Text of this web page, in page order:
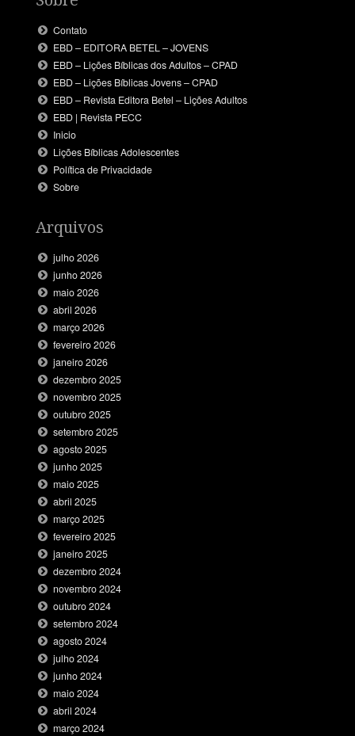
Contato
EBD – EDITORA BETEL – JOVENS
EBD – Lições Bíblicas dos Adultos – CPAD
EBD – Lições Bíblicas Jovens – CPAD
EBD – Revista Editora Betel – Lições Adultos
EBD | Revista PECC
Inicio
Lições Bíblicas Adolescentes
Política de Privacidade
Sobre
Arquivos
julho 2026
junho 2026
maio 2026
abril 2026
março 2026
fevereiro 2026
janeiro 2026
dezembro 2025
novembro 2025
outubro 2025
setembro 2025
agosto 2025
junho 2025
maio 2025
abril 2025
março 2025
fevereiro 2025
janeiro 2025
dezembro 2024
novembro 2024
outubro 2024
setembro 2024
agosto 2024
julho 2024
junho 2024
maio 2024
abril 2024
março 2024